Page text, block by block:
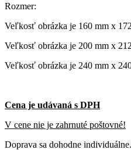
Rozmer:
Veľkosť obrázka je 160 mm x
Veľkosť obrázka je 200 mm x
Veľkosť obrázka je 240 mm x
Cena je udávaná s DPH
V cene nie je zahrnuté poštovné!
Doprava sa dohodne individuálne.